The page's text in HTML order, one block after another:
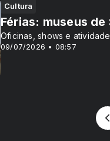
Cultura
09/07/2026 • 08:57
Férias: museus
Oficinas, shows e